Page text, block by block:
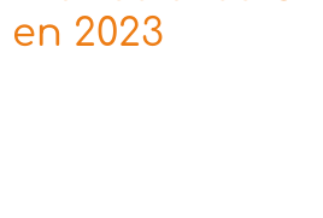
en 2023